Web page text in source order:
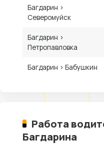
Багдарин ›
Северомуйск
Багдарин ›
Петропавловка
Багдарин › Бабушкин
Работа
Багдарина